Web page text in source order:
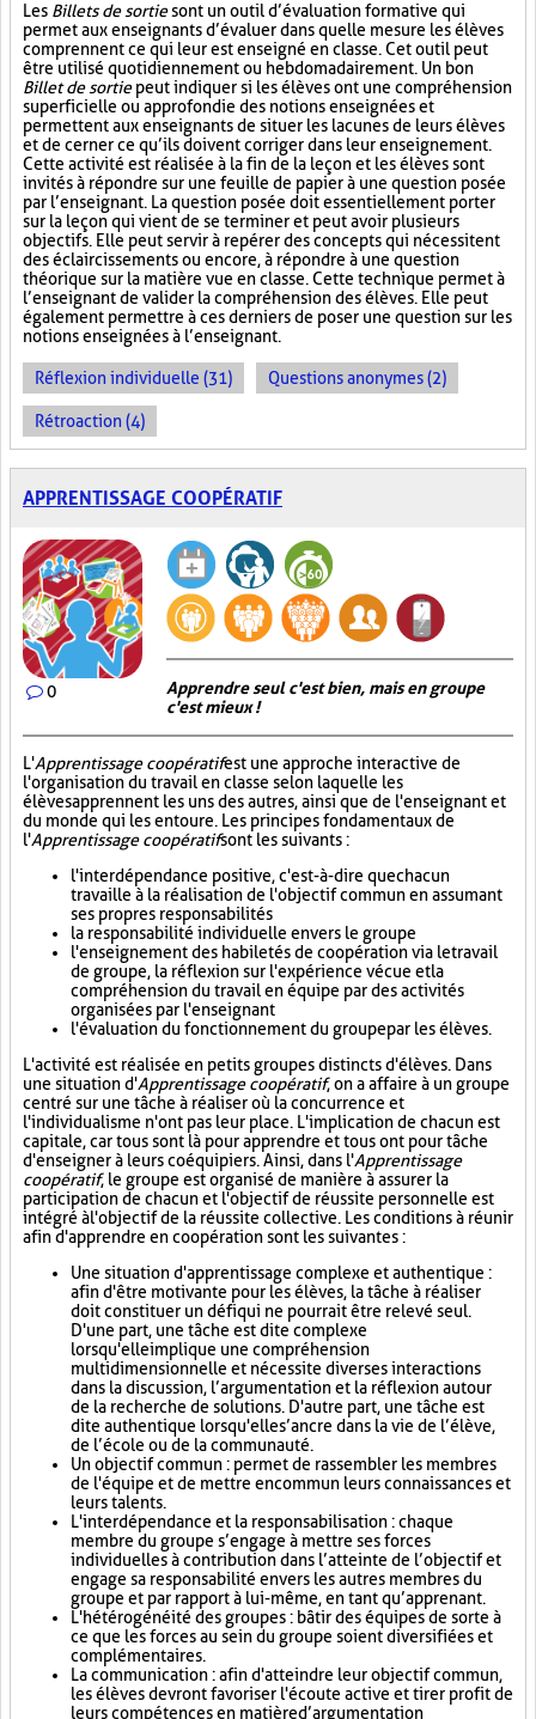
Les Billets de sortiesont un outil d’évaluation formative qui
permet aux enseignants d’évaluer dans quelle mesure les élèves
comprennent ce qui leur est enseigné en classe. Cet outil peut
être utilisé quotidiennement ou hebdomadairement. Un bon
Billet de sortiepeut indiquer si les élèves ont une compréhension
superficielle ou approfondie des notions enseignées et
permettent aux enseignants de situer les lacunes de leurs élèves
et de cerner ce qu’ils doivent corriger dans leur enseignement.
Cette activité est réalisée à la fin de la leçon et les élèves sont
invités à répondre sur une feuille de papier à une question posée
par l’enseignant. La question posée doit essentiellement porter
sur la leçon qui vient de se terminer et peut avoir plusieurs
objectifs. Elle peut servir à repérer des concepts qui nécessitent
des éclaircissements ou encore, à répondre à une question
théorique sur la matière vue en classe. Cette technique permet à
l’enseignant de valider la compréhension des élèves. Elle peut
également permettre à ces derniers de poser une question sur les
notions enseignées à l’enseignant.
Réflexion individuelle (31) Questions anonymes (2)
Rétroaction (4)
APPRENTISSAGE COOPÉRATIF
0
Apprendre seul c'est bien, mais en groupe
c'est mieux !
L'Apprentissage coopératifest une approche interactive de
l'organisation du travail en classe selon laquelle les
élèves apprennent les uns des autres, ainsi que de l'enseignant et
du monde qui les entoure. Les principes fondamentaux de
l'Apprentissage coopératifsont les suivants :
l'interdépendance positive, c'est-à-dire que chacun
travaille à la réalisation de l'objectif commun en assumant
ses propres responsabilités
la responsabilité individuelle envers le groupe
l'enseignement des habiletés de coopération via le travail
de groupe, la réflexion sur l'expérience vécue et la
compréhension du travail en équipe par des activités
organisées par l'enseignant
l'évaluation du fonctionnement du groupe par les élèves.
L'activité est réalisée en petits groupes distincts d'élèves. Dans
une situation d'Apprentissage coopératif, on a affaire à un groupe
centré sur une tâche à réaliser où la concurrence et
l'individualisme n'ont pas leur place. L'implication de chacun est
capitale, car tous sont là pour apprendre et tous ont pour tâche
d'enseigner à leurs coéquipiers. Ainsi, dans l'Apprentissage
coopératif, le groupe est organisé de manière à assurer la
participation de chacun et l'objectif de réussite personnelle est
intégré à l'objectif de la réussite collective. Les conditions à réunir
afin d'apprendre en coopération sont les suivantes :
Une situation d'apprentissage complexe et authentique :
afin d'être motivante pour les élèves, la tâche à réaliser
doit constituer un défi qui ne pourrait être relevé seul.
D'une part, une tâche est dite complexe
lorsqu'elle implique une compréhension
multidimensionnelle et nécessite diverses interactions
dans la discussion, l’argumentation et la réflexion autour
de la recherche de solutions. D'autre part, une tâche est
dite authentique lorsqu'elle s’ancre dans la vie de l’élève,
de l’école ou de la communauté.
Un objectif commun : permet de rassembler les membres
de l'équipe et de mettre en commun leurs connaissances et
leurs talents.
L'interdépendance et la responsabilisation : chaque
membre du groupe s’engage à mettre ses forces
individuelles à contribution dans l’atteinte de l’objectif et
engage sa responsabilité envers les autres membres du
groupe et par rapport à lui-même, en tant qu’apprenant.
L'hétérogénéité des groupes : bâtir des équipes de sorte à
ce que les forces au sein du groupe soient diversifiées et
complémentaires.
La communication : afin d'atteindre leur objectif commun,
les élèves devront favoriser l'écoute active et tirer profit de
leurs compétences en matière d’argumentation